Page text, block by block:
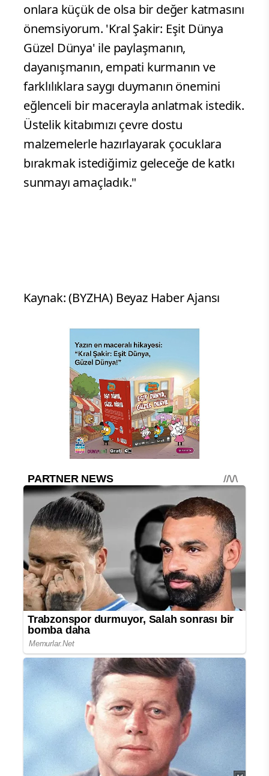
onlara küçük de olsa bir değer katmasını
önemsiyorum. 'Kral Şakir: Eşit Dünya
Güzel Dünya' ile paylaşmanın,
dayanışmanın, empati kurmanın ve
farklılıklara saygı duymanın önemini
eğlenceli bir macerayla anlatmak istedik.
Üstelik kitabımızı çevre dostu
malzemelerle hazırlayarak çocuklara
bırakmak istediğimiz geleceğe de katkı
sunmayı amaçladık."
Kaynak: (BYZHA) Beyaz Haber Ajansı